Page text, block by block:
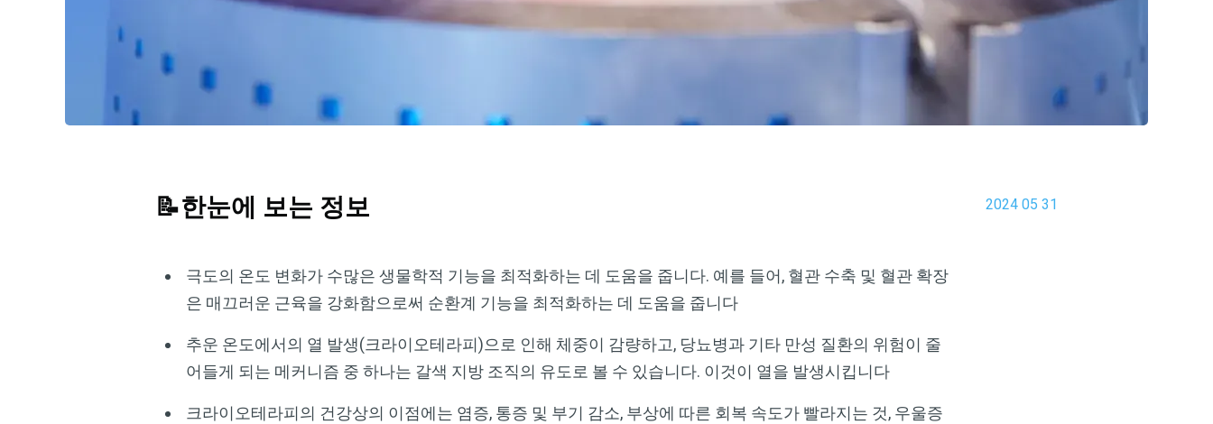
2024 05 31
📝한눈에 보는 정보
극도의 온도 변화가 수많은 생물학적 기능을 최적화하는 데 도움을 줍니다. 예를 들어, 혈관 수축 및 혈관 확장
은 매끄러운 근육을 강화함으로써 순환계 기능을 최적화하는 데 도움을 줍니다
추운 온도에서의 열 발생(크라이오테라피)으로 인해 체중이 감량하고, 당뇨병과 기타 만성 질환의 위험이 줄
어들게 되는 메커니즘 중 하나는 갈색 지방 조직의 유도로 볼 수 있습니다. 이것이 열을 발생시킵니다
크라이오테라피의 건강상의 이점에는 염증, 통증 및 부기 감소, 부상에 따른 회복 속도가 빨라지는 것, 우울증